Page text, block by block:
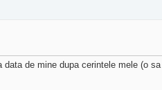
de mine dupa cerintele mele (o